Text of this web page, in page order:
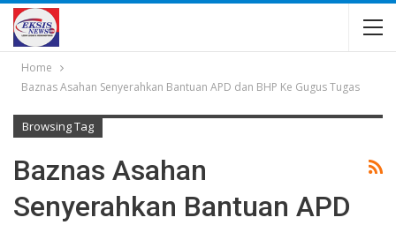
Home
Baznas Asahan Senyerahkan Bantuan APD dan BHP Ke Gugus Tugas
Browsing Tag
Baznas Asahan
Senyerahkan Bantuan APD